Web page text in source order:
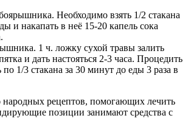
Необходимо взять 1/2 стакана
и накапать в неё 15-20 капель сока
1 ч. ложку сухой травы залить
и дать настояться 2-3 часа. Процедить
1/3 стакана за 30 минут до еды 3 раза в
народных рецептов, помогающих лечить
позиции занимают средства с